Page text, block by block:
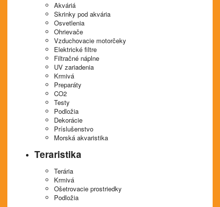
Akváriá
Skrinky pod akvária
Osvetlenia
Ohrievače
Vzduchovacie motorčeky
Elektrické filtre
Filtračné náplne
UV zariadenia
Krmivá
Preparáty
CO2
Testy
Podložia
Dekorácie
Príslušenstvo
Morská akvaristika
Teraristika
Terária
Krmivá
Ošetrovacie prostriedky
Podložia